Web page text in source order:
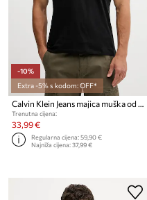
-10%
Extra -5% s kodom: OFF*
Calvin Klein Jeans majica muška od pamuka 2-pack
Trenutna cijena:
33,99 €
Regularna cijena:59,90 €
Najniža cijena:37,99 €